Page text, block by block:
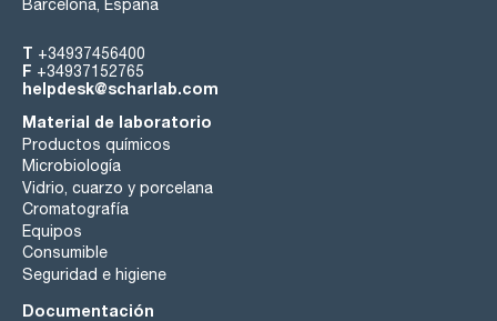
Barcelona, España
T +34937456400
F +34937152765
helpdesk@scharlab.com
Material de laboratorio
Productos químicos
Microbiología
Vidrio, cuarzo y porcelana
Cromatografía
Equipos
Consumible
Seguridad e higiene
Documentación